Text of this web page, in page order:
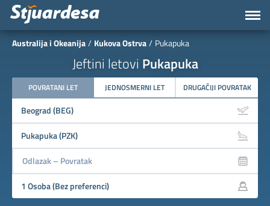
Australija i Okeanija Kukova Ostrva Pukapuka
Jeftini letovi Pukapuka
POVRATANI LET JEDNOSMERNI LET DRUGAČIJI POVRATAK